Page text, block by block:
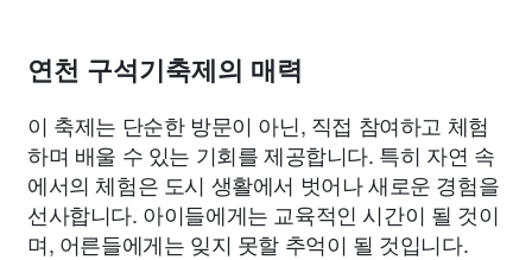
연천 구석기축제의 매력
이 축제는 단순한 방문이 아닌, 직접 참여하고 체험
하며 배울 수 있는 기회를 제공합니다. 특히 자연 속
에서의 체험은 도시 생활에서 벗어나 새로운 경험을
선사합니다. 아이들에게는 교육적인 시간이 될 것이
며, 어른들에게는 잊지 못할 추억이 될 것입니다.